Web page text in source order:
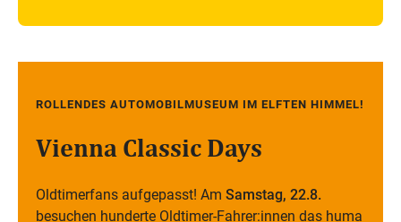
Sa,
ROLLENDES AUTOMOBILMUSEUM IM ELFTEN HIMMEL!
Vienna Classic Days
Oldtimerfans aufgepasst! Am Samstag, 22.8.
besuchen hunderte Oldtimer-Fahrer:innen das huma